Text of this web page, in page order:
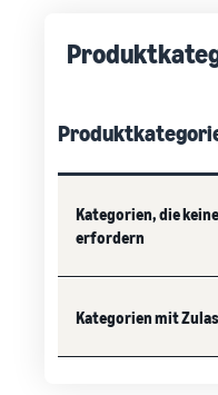
Kategorien, die
erfordern
Kategorien mit